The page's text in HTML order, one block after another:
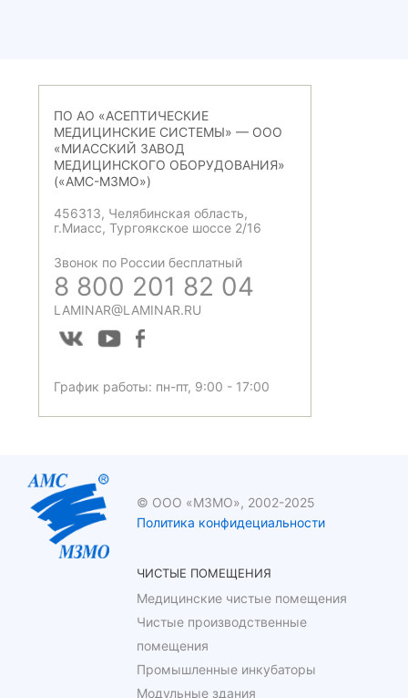
ПО АО «АСЕПТИЧЕСКИЕ
МЕДИЦИНСКИЕ СИСТЕМЫ» — ООО
«МИАССКИЙ ЗАВОД
МЕДИЦИНСКОГО ОБОРУДОВАНИЯ»
(«АМС-МЗМО»)
456313, Челябинская область,
г.Миасс, Тургоякское шоссе 2/16
Звонок по России бесплатный
8 800 201 82 04
LAMINAR@LAMINAR.RU
График работы: пн-пт, 9:00 - 17:00
© ООО «МЗМО», 2002-2025
Политика конфидециальности
ЧИСТЫЕ ПОМЕЩЕНИЯ
Медицинские чистые помещения
Чистые производственные
помещения
Промышленные инкубаторы
Модульные здания